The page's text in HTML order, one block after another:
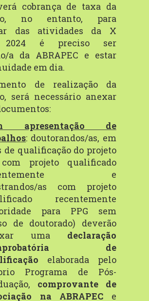
cobrança de taxa da
no
entanto,
para
das atividades da
X
2024 é preciso
ser
a da ABRAPEC e estar
em dia.
de realização da
será necessário anexar
apresentação de
: doutorandos/as, em
de qualificação do projeto
projeto qualificado
e
as com projeto
recentemente
para PPG sem
de doutorado) deverão
uma declaração
de
elaborada pelo
Programa de Pós-
comprovante de
na ABRAPEC e